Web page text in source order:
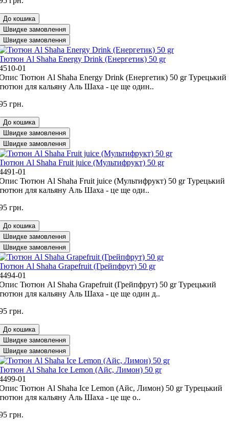
До кошика
Швидке замовлення
Швидке замовлення
Al Shaha Energy Drink (Енергетик) 50 gr
01
Тютюн Al Shaha Energy Drink (Енергетик) 50 gr Турецький
для кальяну Аль Шаха - це ще один..
грн.
До кошика
Швидке замовлення
Швидке замовлення
Al Shaha Fruit juice (Мультифрукт) 50 gr
01
Тютюн Al Shaha Fruit juice (Мультифрукт) 50 gr Турецький
для кальяну Аль Шаха - це ще оди..
грн.
До кошика
Швидке замовлення
Швидке замовлення
Al Shaha Grapefruit (Грейпфрут) 50 gr
01
Тютюн Al Shaha Grapefruit (Грейпфрут) 50 gr Турецький
для кальяну Аль Шаха - це ще один д..
грн.
До кошика
Швидке замовлення
Швидке замовлення
Al Shaha Ice Lemon (Айс, Лимон) 50 gr
01
Тютюн Al Shaha Ice Lemon (Айс, Лимон) 50 gr Турецький
для кальяну Аль Шаха - це ще о..
грн.